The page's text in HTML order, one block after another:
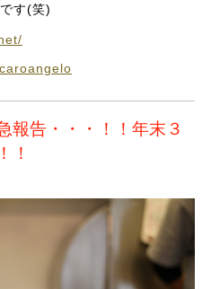
す(笑)
告・・・！！年末３
！